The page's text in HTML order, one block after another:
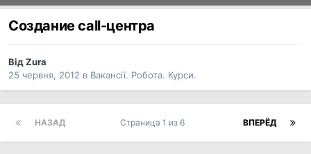
Создание call-центра
ВідZura
25 червня, 2012 в Вакансії. Робота. Курси.
НАЗАД ВПЕРЁД
Страница 1 из 6